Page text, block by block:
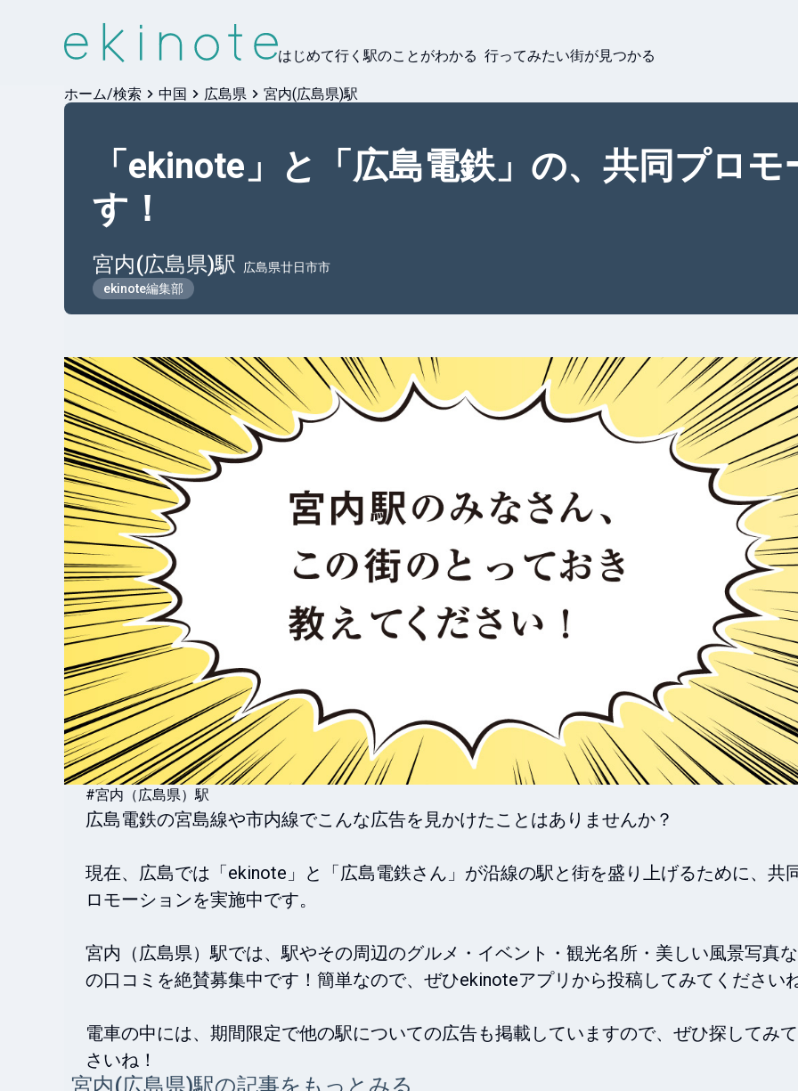
はじめて行く駅のことがわかる 行ってみたい街が見つかる
ホーム/検索 中国 広島県 宮内(広島県)駅
「ekinote」と「広島電鉄」の、共同プロ
す！
宮内(広島県)駅
広島県廿日市市
ekinote編集部
#宮内（広島県）駅
広島電鉄の宮島線や市内線でこんな広告を見かけたことはありませんか？
現在、広島では「ekinote」と「広島電鉄さん」が沿線の駅と街を盛り上げるために、共
ロモーションを実施中です。
宮内（広島県）駅では、駅やその周辺のグルメ・イベント・観光名所・美しい風景写真
の口コミを絶賛募集中です！簡単なので、ぜひekinoteアプリから投稿してみてください
電車の中には、期間限定で他の駅についての広告も掲載していますので、ぜひ探してみ
さいね！
宮内(広島県)駅の記事をもっとみる